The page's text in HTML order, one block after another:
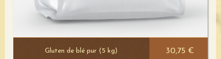
Gluten de blé pur (5 kg) 30,75 €